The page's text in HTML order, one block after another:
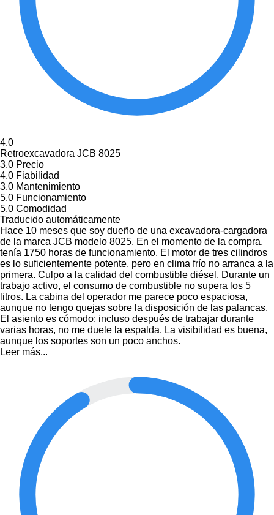
4.0
Retroexcavadora JCB 8025
3.0 Precio
4.0 Fiabilidad
3.0 Mantenimiento
5.0 Funcionamiento
5.0 Comodidad
Traducido automáticamente
Hace 10 meses que soy dueño de una excavadora-cargadora
de la marca JCB modelo 8025. En el momento de la compra,
tenía 1750 horas de funcionamiento. El motor de tres cilindros
es lo suficientemente potente, pero en clima frío no arranca a la
primera. Culpo a la calidad del combustible diésel. Durante un
trabajo activo, el consumo de combustible no supera los 5
litros. La cabina del operador me parece poco espaciosa,
aunque no tengo quejas sobre la disposición de las palancas.
El asiento es cómodo: incluso después de trabajar durante
varias horas, no me duele la espalda. La visibilidad es buena,
aunque los soportes son un poco anchos.
Leer más...